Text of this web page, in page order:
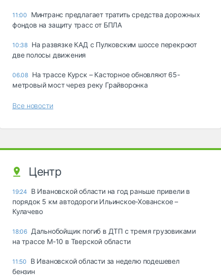
11:00
Минтранс предлагает тратить средства дорожных
фондов на защиту трасс от БПЛА
10:38 На развязке КАД с Пулковским шоссе перекроют
две полосы движения
06.08 На трассе Курск – Касторное обновляют 65-
метровый мост через реку Грайворонка
Все новости
Центр
19:24
В Ивановской области на год раньше привели в
порядок 5 км автодороги Ильинское-Хованское –
Кулачево
18:06 Дальнобойщик погиб в ДТП с тремя грузовиками
на трассе М-10 в Тверской области
11:50
В Ивановской области за неделю подешевел
бензин